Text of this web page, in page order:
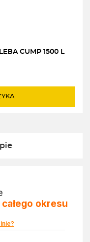
CUMP 1500 L
całego okresu